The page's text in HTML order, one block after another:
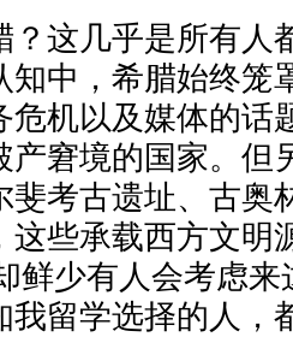
？这几乎是所有人
知中，希腊始终笼
危机以及媒体的话
产窘境的国家。但
斐考古遗址、古奥
这些承载西方文明
鲜少有人会考虑
我留学选择的人，